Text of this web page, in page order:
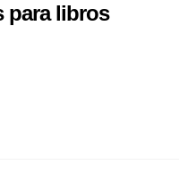
para libros